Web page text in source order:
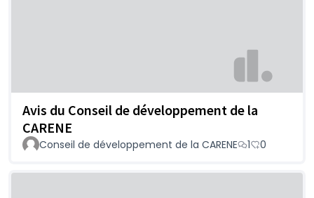
Avis du Conseil de développement de la
CARENE
Conseil de développement de la CARENE 1 0